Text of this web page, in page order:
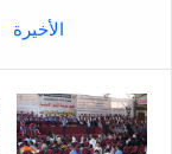
الأخيرة